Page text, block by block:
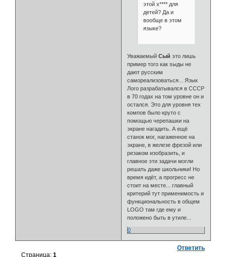
этой х**** для
детей? Да и
вообще в этом
языке?
УважаемыйСый это лишь
пример того как ѕыды не
дают русским
самореализоваться... Язык
Лого разрабатывался в СССР
в 70 годах на том уровне он и
остался. Это для уровня тех
компов было круто с
помощью черепашки на
экране нагадить. А ещё
станок мог, нагаженное на
экране, в железе фрезой или
резаком изобразить, и
главное эти задачи могли
решать даже школьники! Но
время идёт, а прогресс не
стоит на месте... главный
критерий тут применимость и
функциональность в общем
LOGO там где ему и
положено быть в утиле...
0
Ответить
Страница:1